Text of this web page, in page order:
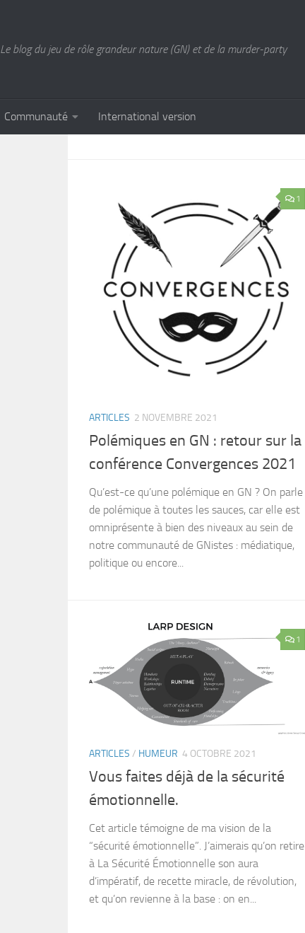
Le blog du jeu de rôle grandeur nature (GN) et de la murder-party
Communauté International version
1
ARTICLES 2 NOVEMBRE 2021
Polémiques en GN : retour sur la
conférence Convergences 2021
Qu’est-ce qu’une polémique en GN ? On parle
de polémique à toutes les sauces, car elle est
omniprésente à bien des niveaux au sein de
notre communauté de GNistes : médiatique,
politique ou encore...
1
ARTICLES / HUMEUR 4 OCTOBRE 2021
Vous faites déjà de la sécurité
émotionnelle.
Cet article témoigne de ma vision de la
“sécurité émotionnelle”. J’aimerais qu’on retire
à La Sécurité Émotionnelle son aura
d’impératif, de recette miracle, de révolution,
et qu’on revienne à la base : on en...